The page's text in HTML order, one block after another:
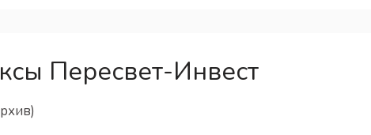
Пересвет-Инвест